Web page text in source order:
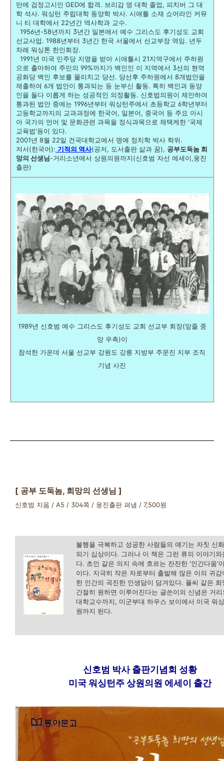
만에 검정고시인 GED에 합격. 브리감 영 대학 졸업, 피치버 그 대
학 석사. 워싱턴 주립대학 동양학 박사. 시애틀 소재 쇼어라인 커뮤
니 티 대학에서 22년간 역사학과 교수.
1956년-58년까지 3년간 일본에서 예수 그리스도 후기성도 교회
선교사업. 1988년부터 3년간 한국 서울에서 선교부장 역임. 년두
차례 워싱톤 한인회장.
1991년 미국 민주당 지명을 받아 시애틀시 21지역구에서 주하원
으로 출마하여 주민의 99%까지가 백인인 이 지역에서 3선의 현역
공화당 백인 후보를 물리치고 당선. 당선후 주하원에서 8개법안을
제출하여 6개 법안이 통과되는 등 눈부신 활동. 특히 백인과 동양
인을 둘다 이롭게 하는 성공적인 의정활동. 신호법의원이 제안하여
통과된 법안 중에는 1996년부터 워싱턴주에서 초등학교 6학년부터
고등학교까지의 교과과정에 한국어, 일본어, 중국어 등 주요 아시
아 국가의 언어 및 문화관련 과목을 정식과목으로 채택케한 '국제
교육법'등이 있다.
2001년 8월 22일 건국대학교에서 명예 정치학 박사 학위.
저서(한국어): 기적의 역사(공저, 도서출판 삶과 꿈), 공부도둑놈 희
망의 선생님-거리소년에서 상원의원까지(신호범 자선 에세이,웅진
출판)
1989년 신호범 예수 그리스도 후기성도 교회 선교부 회장(앞줄 중
앙 우측)이
참석한 가운데 서울 선교부 강원도 강릉 지방부 주문진 지부 조직
기념 사진
[ 공부 도둑놈, 희망의 선생님 ]
신호범 지음 / A5 / 304쪽 / 웅진출판 펴냄 / 7,500원
불행을 극복하고 성공한 사람들의 얘기는 자칫 신
되기 십상이다. 그러나 이 책은 그런 류의 이야기
다. 초인 같은 의지 속에 흐르는 잔잔한 '인간다움'
이다. 지극히 작은 자로부터 출발해 많은 이의 귀
한 인간의 곡진한 인생담이 담겨있다. 풀씨 같은 희
간절히 원하면 이루어진다는 글쓴이의 신념은 거
대학교수까지, 미군부대 하우스 보이에서 미국 워
원까지 된다.
신호범 박사 출판기념회 성황
미국 워싱턴주 상원의원 에세이 출간